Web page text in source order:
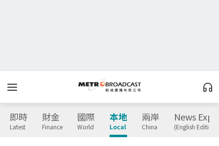
即時
Latest
財金
Finance
國際
World
本地
Local
兩岸
China
News
(English Edition)